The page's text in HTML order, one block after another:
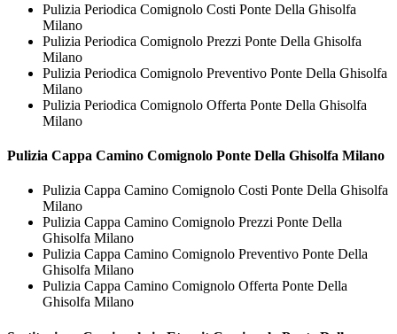
Pulizia Periodica Comignolo Costi Ponte Della Ghisolfa
Milano
Pulizia Periodica Comignolo Prezzi Ponte Della Ghisolfa
Milano
Pulizia Periodica Comignolo Preventivo Ponte Della Ghisolfa
Milano
Pulizia Periodica Comignolo Offerta Ponte Della Ghisolfa
Milano
Pulizia Cappa Camino Comignolo Ponte Della Ghisolfa Milano
Pulizia Cappa Camino Comignolo Costi Ponte Della Ghisolfa
Milano
Pulizia Cappa Camino Comignolo Prezzi Ponte Della
Ghisolfa Milano
Pulizia Cappa Camino Comignolo Preventivo Ponte Della
Ghisolfa Milano
Pulizia Cappa Camino Comignolo Offerta Ponte Della
Ghisolfa Milano